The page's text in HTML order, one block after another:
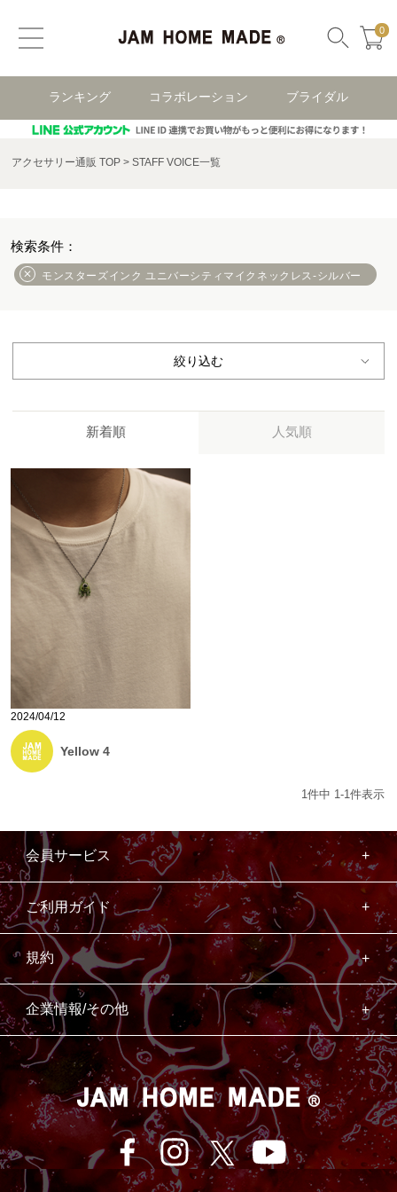
0
ランキング コラボレーション ブライダル
アクセサリー通販 TOP STAFF VOICE一覧
モンスターズインク ユニバーシティマイクネックレス-シルバー
絞り込む
新着順 人気順
2024/04/12
Yellow 4
1 件中 1 -1 件表示
会員サービス
ご利用ガイド
規約
企業情報/その他